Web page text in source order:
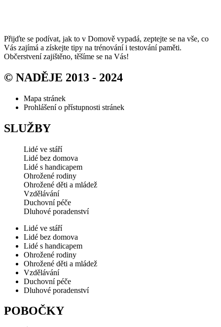
Přijďte se podívat, jak to v Domově vypadá, zeptejte se na vše, co
Vás zajímá a získejte tipy na trénování i testování paměti.
Občerstvení zajištěno, těšíme se na Vás!
© NADĚJE 2013 - 2024
Mapa stránek
Prohlášení o přístupnosti stránek
SLUŽBY
Lidé ve stáří
Lidé bez domova
Lidé s handicapem
Ohrožené rodiny
Ohrožené děti a mládež
Vzdělávání
Duchovní péče
Dluhové poradenství
Lidé ve stáří
Lidé bez domova
Lidé s handicapem
Ohrožené rodiny
Ohrožené děti a mládež
Vzdělávání
Duchovní péče
Dluhové poradenství
POBOČKY